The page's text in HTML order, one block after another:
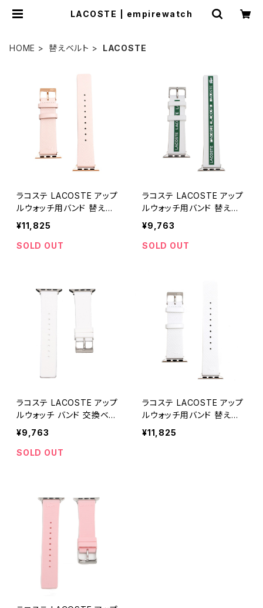
LACOSTE | empirewatch
HOME 替えベルト LACOSTE
ラコステ LACOSTE アップ
ルウォッチ用バンド 替えベ
ルト 38mm 40mm 41mm
2050024 メンズ レディー
ス ベージュ ライトピンク
¥11,825
SOLD OUT
ラコステ LACOSTE アップ
ルウォッチ用バンド 替えベ
ルト 38mm 40mm 41mm
2050003 メンズ レディー
ス ホワイト グリーン
¥9,763
SOLD OUT
ラコステ LACOSTE アップ
ルウォッチ バンド 交換ベル
ト 38mm 40mm 41mm 20
50006 メンズ ホワイト
¥9,763
SOLD OUT
ラコステ LACOSTE アップ
ルウォッチ用バンド 替えベ
ルト 38mm 40mm 41mm
2050025 メンズ レディー
¥11,825